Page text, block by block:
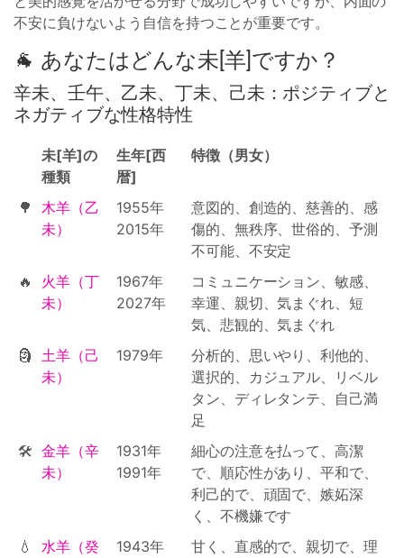
不安に負けないよう自信を持つことが重要です。
🐐 あなたはどんな未[羊]ですか？
辛未、壬午、乙未、丁未、己未：ポジティブと
ネガティブな性格特性
未[羊]の
種類
生年[西
暦]
特徴（男女）
🌳
木羊（乙
未）
1955年
2015年
意図的、創造的、慈善的、感
傷的、無秩序、世俗的、予測
不可能、不安定
🔥
火羊（丁
未）
1967年
2027年
コミュニケーション、敏感、
幸運、親切、気まぐれ、短
気、悲観的、気まぐれ
🗿 土羊（己
未）
1979年
分析的、思いやり、利他的、
選択的、カジュアル、リベル
タン、ディレタンテ、自己満
足
🛠 金羊（辛
未）
1931年
1991年
細心の注意を払って、高潔
で、順応性があり、平和で、
利己的で、頑固で、嫉妬深
く、不機嫌です
💧
水羊（癸
1943年
甘く、直感的で、親切で、理